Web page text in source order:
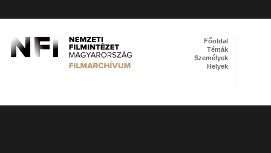
Főoldal
Témák
Személyek
Helyek